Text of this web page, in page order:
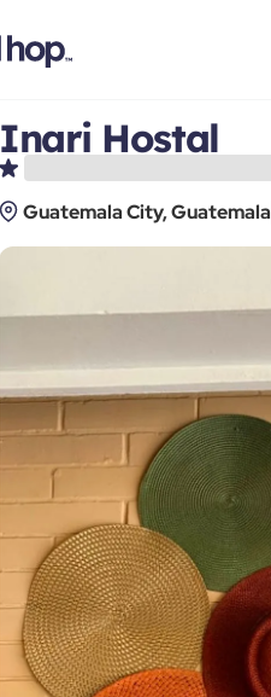
Inari Hostal
Guatemala City, Guatemala